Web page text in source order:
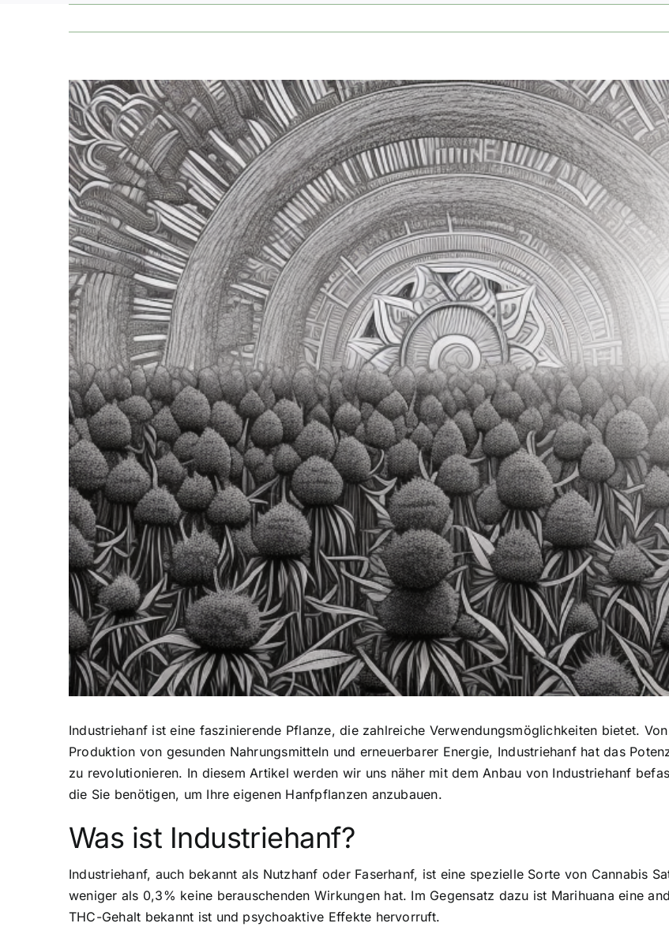
Zeige
grösseres
Bild
Industriehanf ist eine faszinierende Pflanze, die zahlreiche Verwendungsmöglichkeiten bietet.
Produktion von gesunden Nahrungsmitteln und erneuerbarer Energie, Industriehanf hat das
zu revolutionieren. In diesem Artikel werden wir uns näher mit dem Anbau von Industriehanf
die Sie benötigen, um Ihre eigenen Hanfpflanzen anzubauen.
Was ist Industriehanf?
Industriehanf, auch bekannt als Nutzhanf oder Faserhanf, ist eine spezielle Sorte von Cannabis
weniger als 0,3% keine berauschenden Wirkungen hat. Im Gegensatz dazu ist Marihuana eine
THC-Gehalt bekannt ist und psychoaktive Effekte hervorruft.